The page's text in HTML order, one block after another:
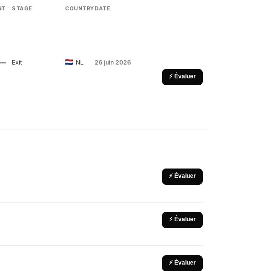
STAGE COUNTRY DATE
— Exit NL 26 juin 2026
⚡ Évaluer
⚡ Évaluer
⚡ Évaluer
⚡ Évaluer